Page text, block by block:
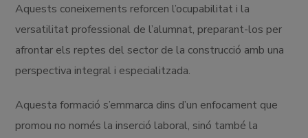
Aquests coneixements reforcen l’ocupabilitat i la
versatilitat professional de l’alumnat, preparant-los per
afrontar els reptes del sector de la construcció amb una
perspectiva integral i especialitzada.
Aquesta formació s’emmarca dins d’un enfocament que
promou no només la inserció laboral, sinó també la